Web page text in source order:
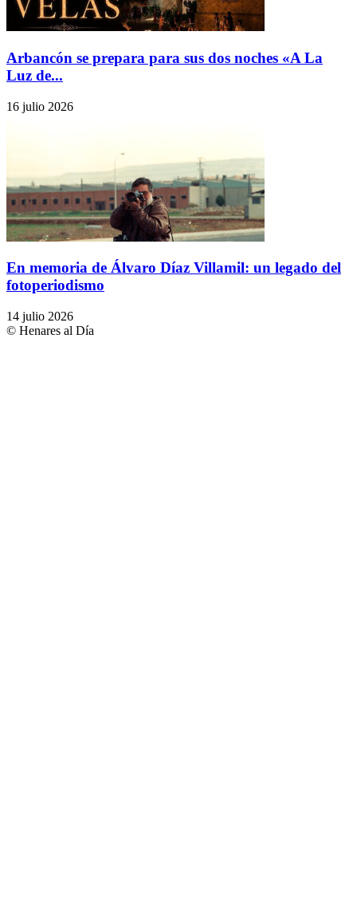
Arbancón se prepara para sus dos noches «A La
Luz de...
16 julio 2026
En memoria de Álvaro Díaz Villamil: un legado del
fotoperiodismo
14 julio 2026
© Henares al Día